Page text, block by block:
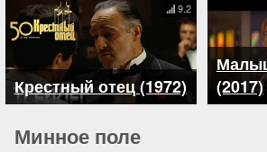
Крестный отец (1972)
9.2
(2017)
Минное поле